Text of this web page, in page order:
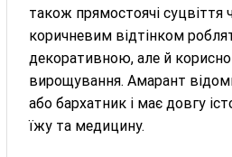
також прямостоячі суцвіття
коричневим відтінком
декоративною, але й
вирощування. Амарант
або бархатник і має довгу
їжу та медицину.